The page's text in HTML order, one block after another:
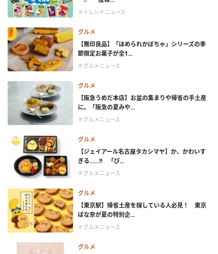
＃トレンドニュース
グルメ
【無印良品】「ほめられかぼちゃ」シリーズの季
節限定お菓子が全1...
＃グルメニュース
グルメ
【阪急うめだ本店】お盆の集まりや帰省の手土産
に。「阪急の夏みや...
＃グルメニュース
グルメ
【ジェイアール名古屋タカシマヤ】か、かわいす
ぎる……!! 「ぴ...
＃グルメニュース
グルメ
【東京駅】帰省土産を探している人必見！ 東京
ばな奈が夏の特別企...
＃グルメニュース
グルメ